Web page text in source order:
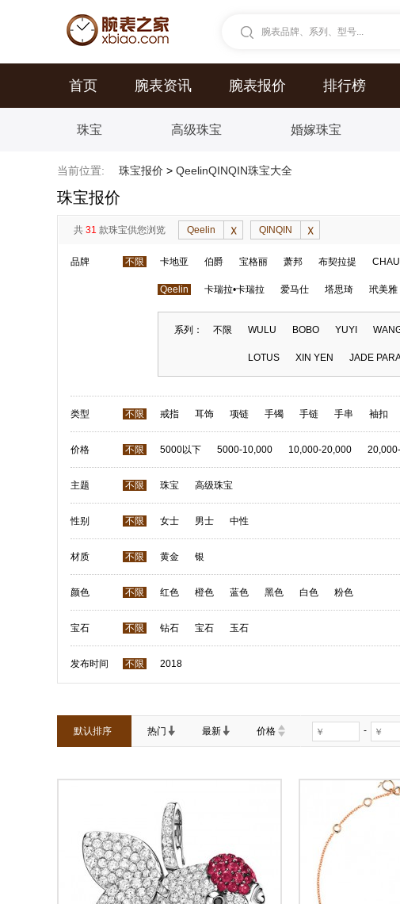
腕表品牌、系列、型号...
首页 腕表资讯 腕表报价 排行榜
珠宝 高级珠宝 婚嫁珠宝
当前位置: 珠宝报价 > QeelinQINQIN珠宝大全
珠宝报价
共 31 款珠宝供您浏览 Qeelin QINQIN
品牌 不限 卡地亚 伯爵 宝格丽 萧邦 布契拉提
Qeelin 卡瑞拉•卡瑞拉 爱马仕 塔思琦 玳美雅
系列： 不限 WULU BOBO YUYI
LOTUS XIN YEN JADE
类型 不限 戒指 耳饰 项链 手镯 手链 手串 袖扣
价格 不限 5000以下 5000-10,000 10,000-20,000
主题 不限 珠宝 高级珠宝
性别 不限 女士 男士 中性
材质 不限 黄金 银
颜色 不限 红色 橙色 蓝色 黑色 白色 粉色
宝石 不限 钻石 宝石 玉石
发布时间 不限 2018
默认排序 热门 最新 价格 -